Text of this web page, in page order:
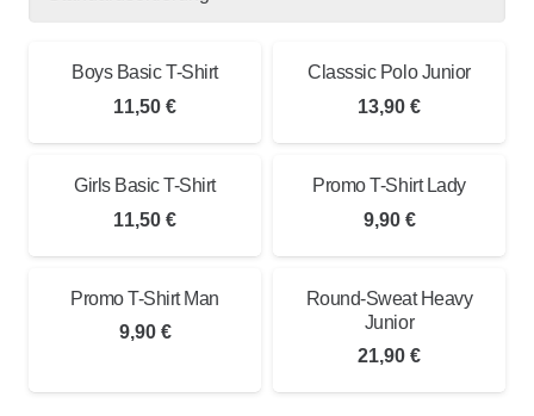
Boys Basic T-Shirt
11,50 €
Classsic Polo Junior
13,90 €
Girls Basic T-Shirt
11,50 €
Promo T-Shirt Lady
9,90 €
Promo T-Shirt Man
9,90 €
Round-Sweat Heavy
Junior
21,90 €